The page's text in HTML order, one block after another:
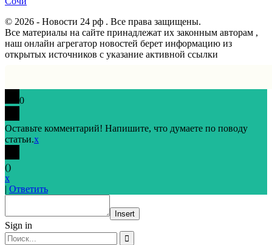
© 2026 - Новости 24 рф . Все права защищены.
Все материалы на сайте принадлежат их законным авторам ,
наш онлайн агрегатор новостей берет информацию из
открытых источников с указание активной ссылки
0
Оставьте комментарий! Напишите, что думаете по поводу
статьи.x
()
x
| Ответить
Insert
Sign in